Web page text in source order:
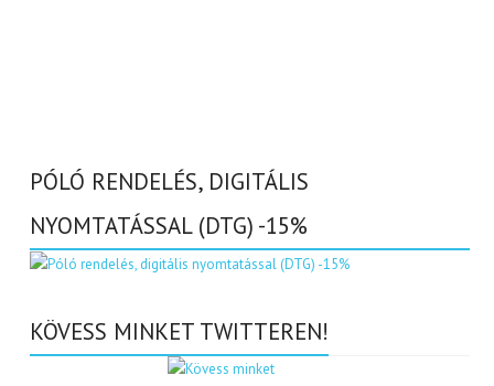
PÓLÓ RENDELÉS, DIGITÁLIS
NYOMTATÁSSAL (DTG) -15%
KÖVESS MINKET TWITTEREN!